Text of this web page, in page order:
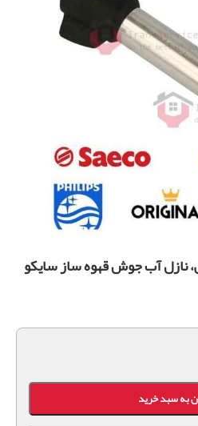
نازل آب جوش قهوه ساز سایکو
به سبد خرید